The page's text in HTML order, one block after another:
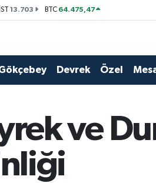
13.703 BTC 64.475,47
Devrek Özel
ve